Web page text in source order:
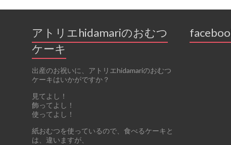
アトリエhidamariのおむつ
ケーキ
出産のお祝いに、アトリエhidamariのおむつ
ケーキはいかがですか？
見てよし！
飾ってよし！
使ってよし！
紙おむつを使っているので、食べるケーキと
は、違いますが、